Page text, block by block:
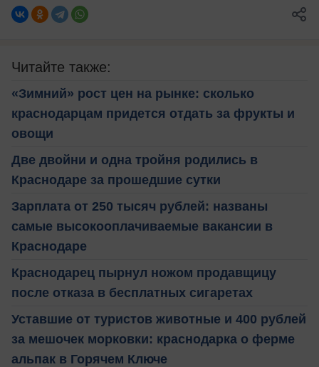
Читайте также:
«Зимний» рост цен на рынке: сколько
краснодарцам придется отдать за фрукты и
овощи
Две двойни и одна тройня родились в
Краснодаре за прошедшие сутки
Зарплата от 250 тысяч рублей: названы
самые высокооплачиваемые вакансии в
Краснодаре
Краснодарец пырнул ножом продавщицу
после отказа в бесплатных сигаретах
Уставшие от туристов животные и 400 рублей
за мешочек морковки: краснодарка о ферме
альпак в Горячем Ключе